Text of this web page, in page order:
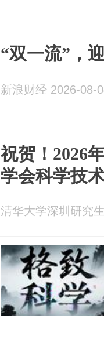
“双一流”，
新浪财经 2026-08-
祝贺！2026
学会科学技
清华大学深圳研究